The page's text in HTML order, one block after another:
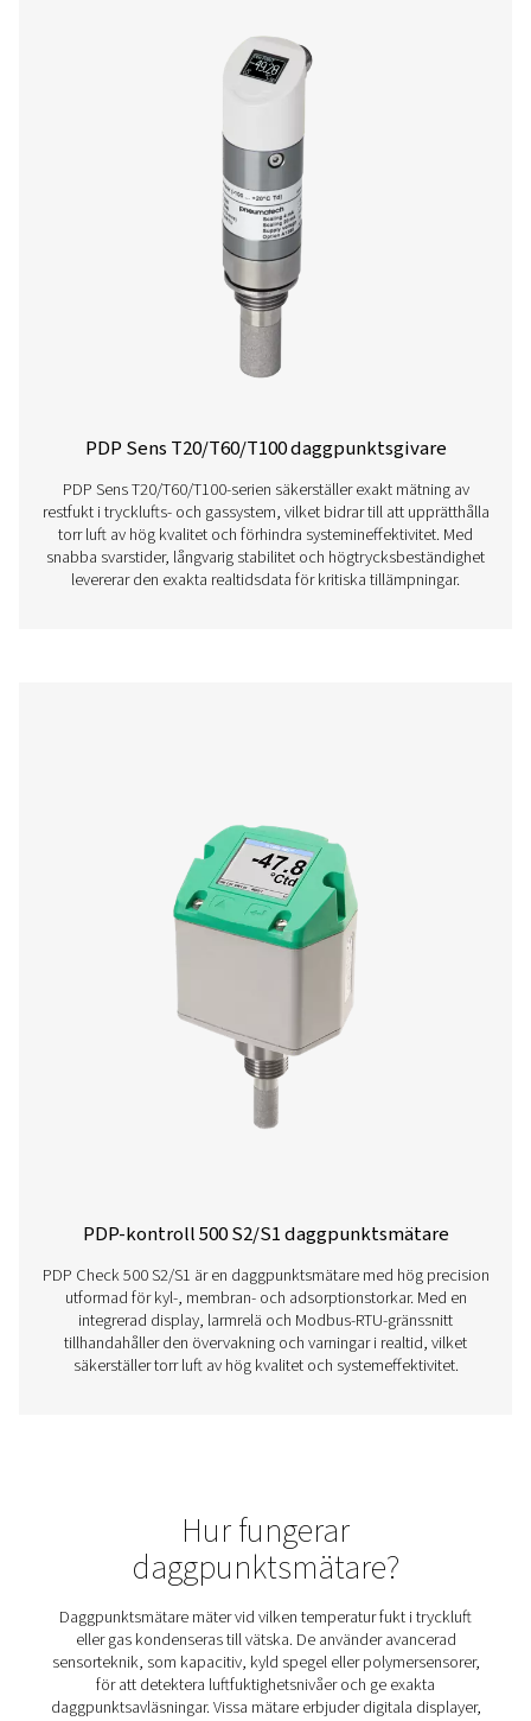
PDP-kontroll S3/S4 stationära
PDP Check S3 och S4 är utformade för
daggpunktsövervakning i trycklufts- och gassystem.
PDP Sens T20/T60/T100-serien säkerställer exakt
restfukt i trycklufts- och gassystem, vilket bidrar till att
snabba svarstider, långvarig stabilitet och
levererar den exakta realtidsdata för kritiska